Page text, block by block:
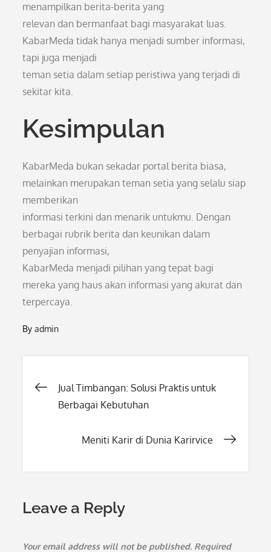
menampilkan berita-berita yang
relevan dan bermanfaat bagi masyarakat luas.
KabarMeda tidak hanya menjadi sumber informasi,
tapi juga menjadi
teman setia dalam setiap peristiwa yang terjadi di
sekitar kita.
Kesimpulan
KabarMeda bukan sekadar portal berita biasa,
melainkan merupakan teman setia yang selalu siap
memberikan
informasi terkini dan menarik untukmu. Dengan
berbagai rubrik berita dan keunikan dalam
penyajian informasi,
KabarMeda menjadi pilihan yang tepat bagi
mereka yang haus akan informasi yang akurat dan
terpercaya.
Byadmin
Post
Jual Timbangan: Solusi Praktis untuk
Berbagai Kebutuhan
Meniti Karir di Dunia Karirvice
Leave a Reply
Your email address will not be published. Required